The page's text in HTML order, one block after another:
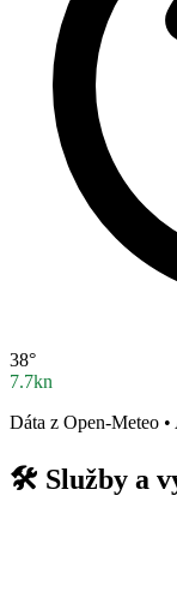
38°
7.7kn
Dáta z Open-Meteo
🛠️ Služby a